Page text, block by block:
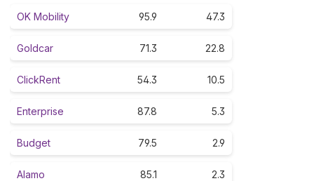
OK Mobility 95.9 47.3
Goldcar 71.3 22.8
ClickRent 54.3 10.5
Enterprise 87.8 5.3
Budget 79.5 2.9
Alamo 85.1 2.3